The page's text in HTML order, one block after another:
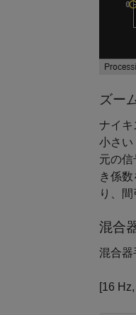
ズー
ナイキ
小さい
元の
き係
り、
混合
混合器
[16